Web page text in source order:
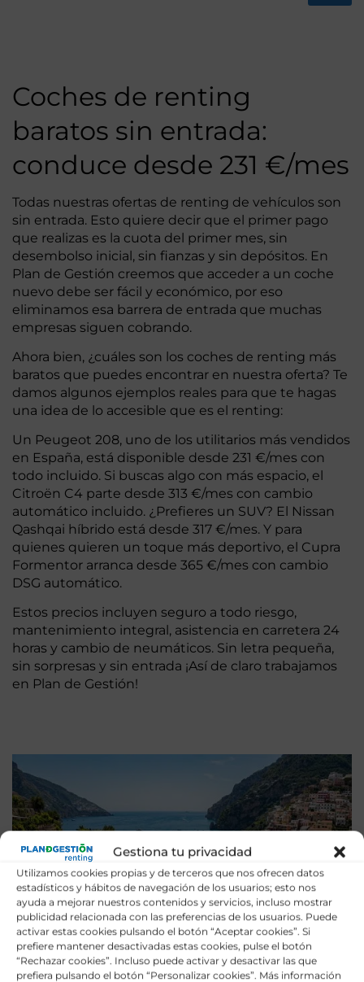
Gestiona tu privacidad
Utilizamos cookies propias y de terceros que nos ofrecen datos
estadísticos y hábitos de navegación de los usuarios; esto nos
ayuda a mejorar nuestros contenidos y servicios, incluso mostrar
publicidad relacionada con las preferencias de los usuarios. Puede
activar estas cookies pulsando el botón “Aceptar cookies”. Si
prefiere mantener desactivadas estas cookies, pulse el botón
“Rechazar cookies”. Incluso puede activar y desactivar las que
prefiera pulsando el botón “Personalizar cookies”. Más información
Coches de renting
baratos sin entrada:
conduce desde 231 €/mes
Todas nuestras ofertas de renting de vehículos son
sin entrada. Esto quiere decir que el primer pago
que realizas es la cuota del primer mes, sin
desembolso inicial, sin fianzas y sin depósitos. En
Plan de Gestión creemos que acceder a un coche
nuevo debe ser fácil y económico, por eso
eliminamos esa barrera de entrada que muchas
empresas siguen cobrando.
Ahora bien, ¿cuáles son los coches de renting más
baratos que puedes encontrar en nuestra oferta? Te
damos algunos ejemplos reales para que te hagas
una idea de lo accesible que es el renting:
Un Peugeot 208, uno de los utilitarios más vendidos
en España, está disponible desde 231 €/mes con
todo incluido. Si buscas algo con más espacio, el
Citroën C4 parte desde 313 €/mes con cambio
automático incluido. ¿Prefieres un SUV? El Nissan
Qashqai híbrido está desde 317 €/mes. Y para
quienes quieren un toque más deportivo, el Cupra
Formentor arranca desde 365 €/mes con cambio
DSG automático.
Estos precios incluyen seguro a todo riesgo,
mantenimiento integral, asistencia en carretera 24
horas y cambio de neumáticos. Sin letra pequeña,
sin sorpresas y sin entrada ¡Así de claro trabajamos
en Plan de Gestión!